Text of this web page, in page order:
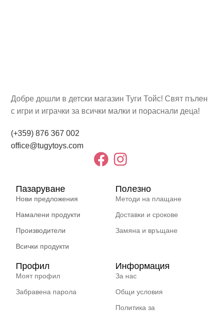
Добре дошли в детски магазин Туги Тойс! Свят пълен
с игри и играчки за всички малки и пораснали деца!
(+359) 876 367 002
office@tugytoys.com
Пазаруване
Нови предложения
Намалени продукти
Производители
Всички продукти
Полезно
Методи на плащане
Доставки и срокове
Замяна и връщане
Профил
Моят профил
Забравена парола
Информация
За нас
Общи условия
Политика за